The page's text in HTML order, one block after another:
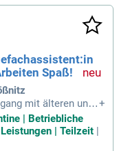
Spaß!
mit älteren und
Gesundheits-
(m/w/d) mit
T
+
| Betriebliche
| Teilzeit